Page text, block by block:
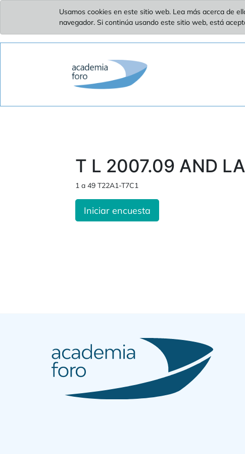
Usamos cookies en este sitio web. Lea más acerca de
navegador. Si continúa usando este sitio web, está
T L 2007.09 AND
1 a 49 T22A1-T7C1
Iniciar encuesta